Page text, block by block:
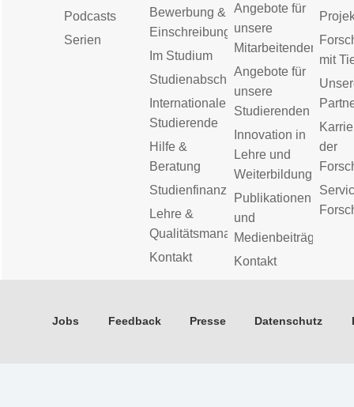
Podcasts
Serien
Bewerbung &
Einschreibung
Im Studium
Studienabschluss
Internationale
Studierende
Hilfe &
Beratung
Studienfinanzierung
Lehre &
Qualitätsmanagement
Kontakt
Angebote für
unsere
Mitarbeitenden
Angebote für
unsere
Studierenden
Innovation in
Lehre und
Weiterbildung
Publikationen
und
Medienbeiträge
Kontakt
mit
der
Jobs Feedback Presse Datenschutz